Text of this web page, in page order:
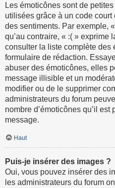
Les émoticônes sont de
utilisées grâce à un code court
des sentiments. Par exemple,
qu’au contraire, « :( » exprime
consulter la liste complète des
formulaire de rédaction.
abuser des émoticônes, elles
message illisible et un
modifier ou de le supprimer
administrateurs du forum
nombre d’émoticônes qu’il est
message.
Haut
Puis-je insérer des images ?
Oui, vous pouvez insérer des
les administrateurs du forum